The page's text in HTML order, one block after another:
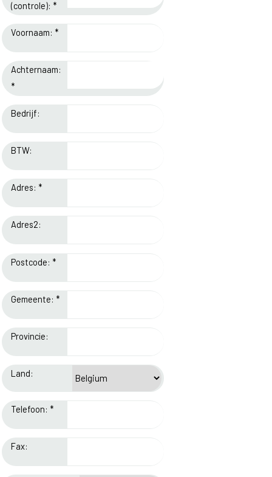
(controle): *
Voornaam: *
Achternaam:
*
Bedrijf:
BTW:
Adres: *
Adres2:
Postcode: *
Gemeente: *
Provincie:
Land:
Telefoon: *
Fax: